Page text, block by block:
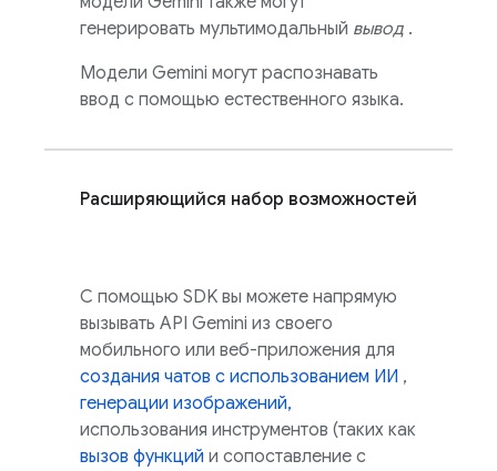
генерировать мультимодальный вывод .
Модели Gemini могут распознавать
ввод с помощью естественного языка.
Расширяющийся набор возможностей
С помощью SDK вы можете напрямую
вызывать API Gemini из своего
мобильного или веб-приложения для
создания чатов с использованием ИИ ,
генерации изображений,
использования инструментов (таких как
вызов функций и сопоставление с